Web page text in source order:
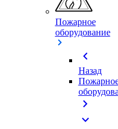
Пожарное
оборудование
chevron_left
Назад
chevron_right
expand_more